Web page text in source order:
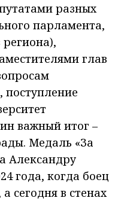
разных
парламента,
глав
важный итог –
Медаль «За
Александру
года, когда боец
сегодня в стенах